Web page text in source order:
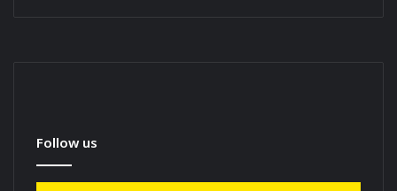
Follow us